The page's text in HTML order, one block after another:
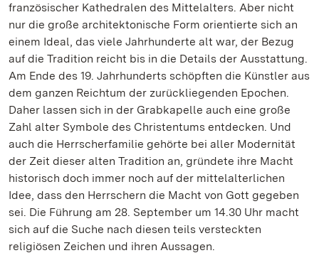
französischer Kathedralen des Mittelalters. Aber nicht
nur die große architektonische Form orientierte sich an
einem Ideal, das viele Jahrhunderte alt war, der Bezug
auf die Tradition reicht bis in die Details der Ausstattung.
Am Ende des 19. Jahrhunderts schöpften die Künstler aus
dem ganzen Reichtum der zurückliegenden Epochen.
Daher lassen sich in der Grabkapelle auch eine große
Zahl alter Symbole des Christentums entdecken. Und
auch die Herrscherfamilie gehörte bei aller Modernität
der Zeit dieser alten Tradition an, gründete ihre Macht
historisch doch immer noch auf der mittelalterlichen
Idee, dass den Herrschern die Macht von Gott gegeben
sei. Die Führung am 28. September um 14.30 Uhr macht
sich auf die Suche nach diesen teils versteckten
religiösen Zeichen und ihren Aussagen.